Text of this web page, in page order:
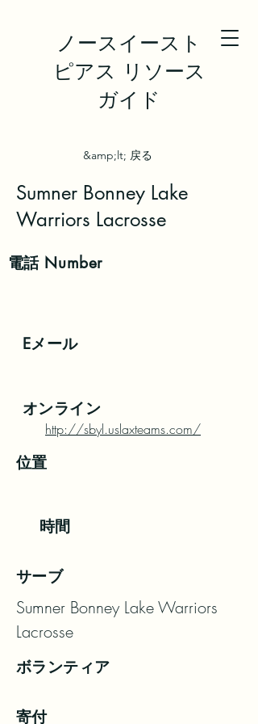
ノースイースト
ピアス リソース
ガイド
&amp;lt; 戻る
Sumner Bonney Lake
Warriors Lacrosse
電話Number
Eメール
オンライン
http://sbyl.uslaxteams.com/
位置
時間
サーブ
Sumner Bonney Lake Warriors
Lacrosse
ボランティア
寄付